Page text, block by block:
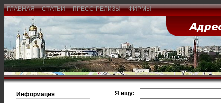
ГЛАВНАЯ СТАТЬИ ПРЕСС-РЕЛИЗЫ ФИРМЫ
Информация
Я ищу: